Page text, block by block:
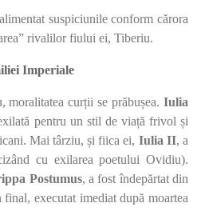
suspiciunile conform cărora
rivalilor fiului ei, Tiberiu.
Imperiale
moralitatea curții se prăbușea. Iulia
pentru un stil de viață frivol și
Mai târziu, și fiica ei, Iulia II, a
cu exilarea poetului Ovidiu).
Postumus, a fost îndepărtat din
executat imediat după moartea